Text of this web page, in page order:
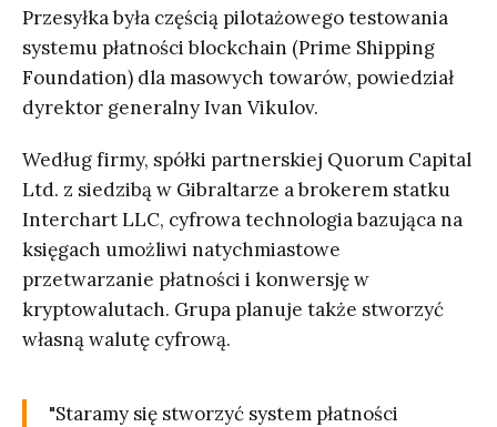
Przesyłka była częścią pilotażowego testowania
systemu płatności blockchain (Prime Shipping
Foundation) dla masowych towarów, powiedział
dyrektor generalny Ivan Vikulov.
Według firmy, spółki partnerskiej Quorum Capital
Ltd. z siedzibą w Gibraltarze a brokerem statku
Interchart LLC, cyfrowa technologia bazująca na
księgach umożliwi natychmiastowe
przetwarzanie płatności i konwersję w
kryptowalutach. Grupa planuje także stworzyć
własną walutę cyfrową.
"Staramy się stworzyć system płatności